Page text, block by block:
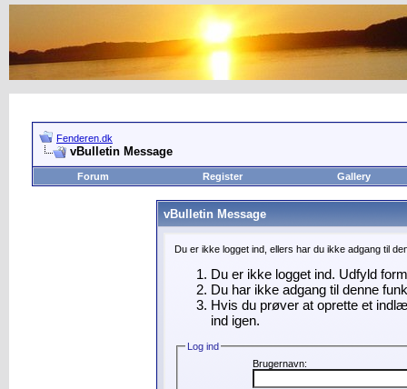
Fenderen.dk
vBulletin Message
Forum Register Gallery
vBulletin Message
Du er ikke logget ind, ellers har du ikke adgang til
Du er ikke logget ind. Udfyld
Du har ikke adgang til denne
Hvis du prøver at oprette et
ind igen.
Log ind
Brugernavn: